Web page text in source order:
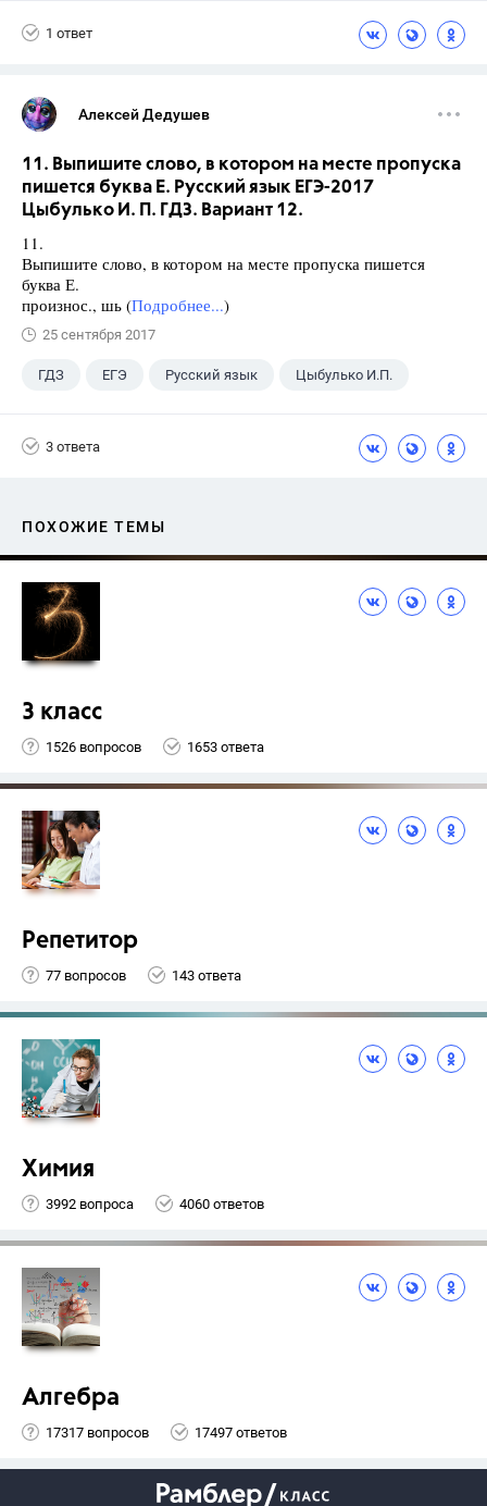
1 ответ
Алексей Дедушев
11. Выпишите слово, в котором на месте пропуска
пишется буква Е. Русский язык ЕГЭ-2017
Цыбулько И. П. ГДЗ. Вариант 12.
11.
Выпишите слово, в котором на месте пропуска пишется
буква Е.
произнос., шь (Подробнее...)
25 сентября 2017
ГДЗ ЕГЭ Русский язык Цыбулько И.П.
3 ответа
ПОХОЖИЕ ТЕМЫ
3 класс
1526 вопросов 1653 ответа
Репетитор
77 вопросов 143 ответа
Химия
3992 вопроса 4060 ответов
Алгебра
17317 вопросов 17497 ответов